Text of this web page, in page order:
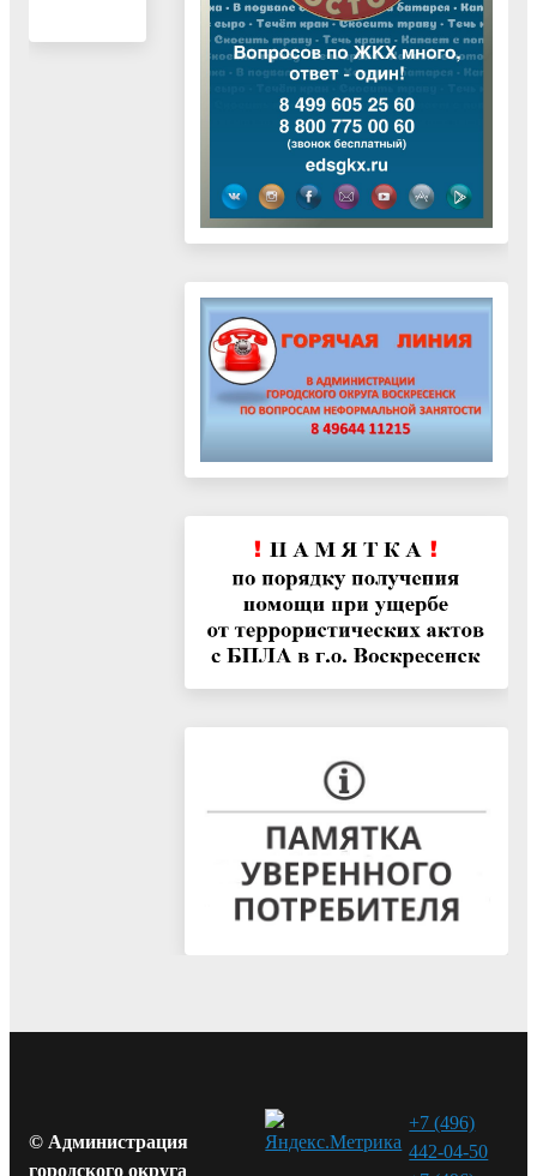
© Администрация
городского округа
+7 (496)
442-04-50